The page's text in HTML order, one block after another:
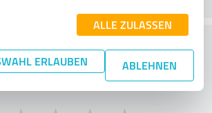
ALLE ZULASSEN
ERLAUBEN ABLEHNEN
you think of the price to
ratio?